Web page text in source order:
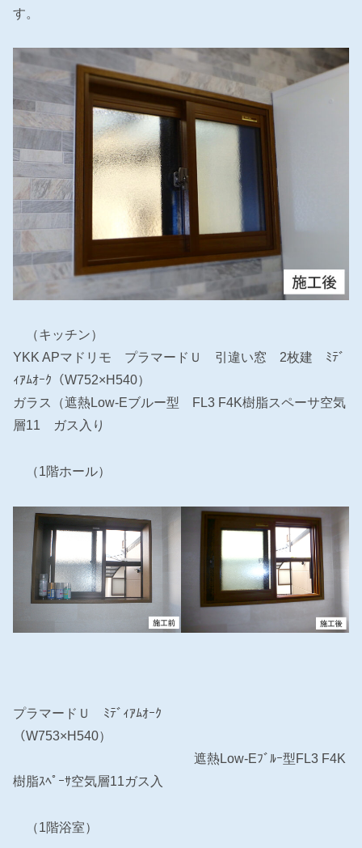
す。
（キッチン）
YKK APマドリモ プラマードＵ 引違い窓 2枚建 ﾐﾃﾞ
ｨｱﾑｵｰｸ（W752×H540）
ガラス（遮熱Low-Eブルー型 FL3 F4K樹脂スペーサ空気
層11 ガス入り
（1階ホール）
プラマードＵ ﾐﾃﾞｨｱﾑｵｰｸ
（W753×H540）
遮熱Low-Eﾌﾞﾙｰ型FL3 F4K
樹脂ｽﾍﾟｰｻ空気層11ガス入
（1階浴室）